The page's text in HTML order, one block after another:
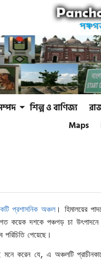
শিল্প ও বাণিজ্য
Maps
প্রশাসনিক অঞ্চল । হিমালয়ের
কয়েক দশকেপঞ্চগড় চা
পেয়েছে।
করেন যে, এ অঞ্চলটি